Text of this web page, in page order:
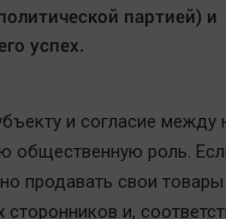
партией) и
успех.
и согласие между
общественную роль.
продавать свои товары
и,